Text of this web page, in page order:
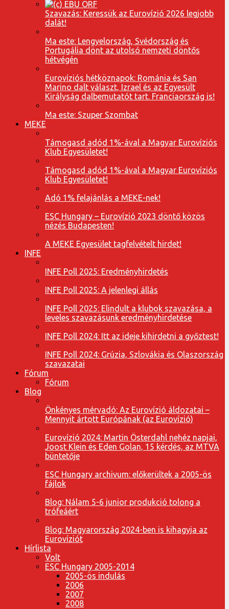
Szavazás: Keressük az Eurovízió 2026 legjobb
dalát!
Ma este: Lengyelország, Svédország és
Portugália dönt az utolsó nemzeti döntős
hétvégén
Eurovíziós hétköznapok: Románia és San
Marino dalt választ, Izrael és az Egyesült
Királyság dalbemutatót tart. Franciaország is!
Ma este: Szuper Szombat
MEKE
Támogasd adód 1%-ával a Magyar Eurovíziós
Klub Egyesületet!
Támogasd adód 1%-ával a Magyar Eurovíziós
Klub Egyesületet!
Adó 1% felajánlás a MEKE-nek!
ESC Hungary – Eurovízió 2023 döntő közös
nézés Budapesten!
A MEKE Egyesület tagfelvételt hirdet!
INFE
INFE Poll 2025: Eredményhirdetés
INFE Poll 2025: A jelenlegi állás
INFE Poll 2025: Elindult a klubok szavazása, a
leveles szavazásunk eredményhirdetése
INFE Poll 2024: Itt az ideje kihirdetni a győztest!
INFE Poll 2024: Grúzia, Szlovákia és Olaszország
szavazatai
Fórum
Fórum
Blog
Önkényes mérvadó: Az Eurovízió áldozatai –
Mennyit ártott Európának (az Eurovízió)
Eurovízió 2024: Martin Österdahl nehéz napjai,
Joost Klein és Eden Golan, 15 kérdés, az MTVA
büntetője
ESC Hungary archivum: előkerültek a 2005-ös
fájlok
Blog: Nálam 5-6 junior produkció tolong a
trófeáért
Blog: Magyarország 2024-ben is kihagyja az
Eurovíziót
Hírlista
Volt
ESC Hungary 2005-2014
2005-ös indulás
2006
2007
2008